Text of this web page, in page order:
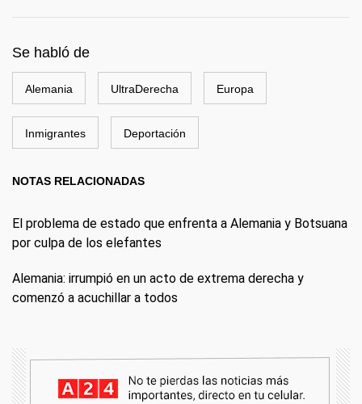
Se habló de
Alemania UltraDerecha Europa
Inmigrantes Deportación
NOTAS RELACIONADAS
El problema de estado que enfrenta a Alemania y Botsuana
por culpa de los elefantes
Alemania: irrumpió en un acto de extrema derecha y
comenzó a acuchillar a todos